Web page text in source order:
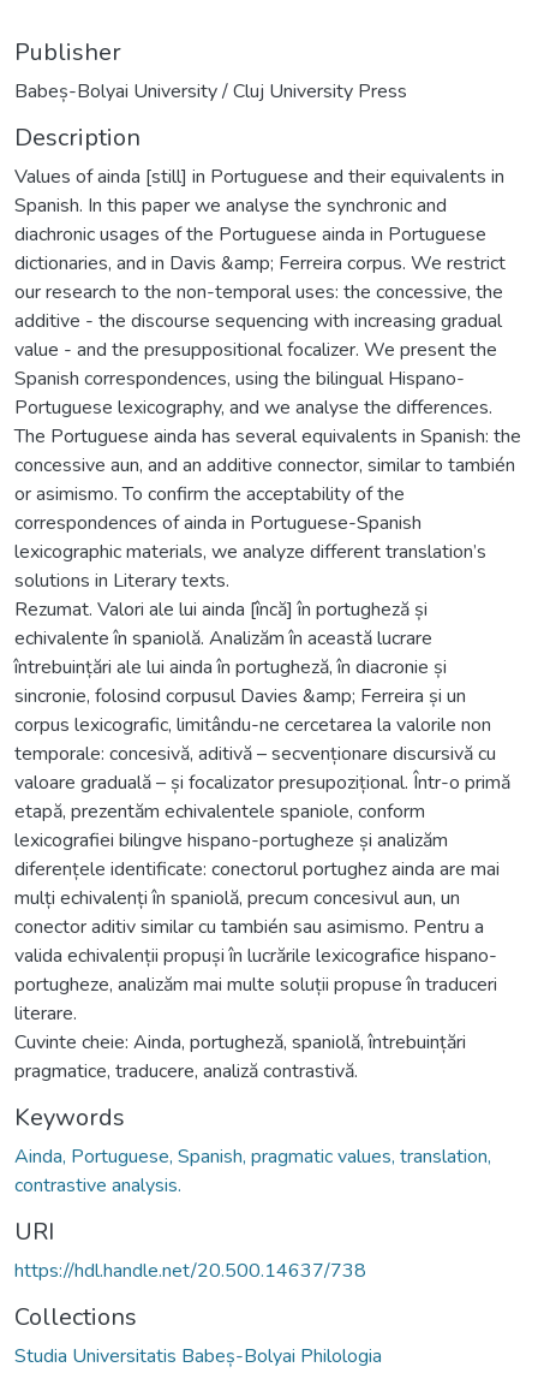
Publisher
Babeș-Bolyai University / Cluj University Press
Description
Values of ainda [still] in Portuguese and their equivalents in
Spanish. In this paper we analyse the synchronic and
diachronic usages of the Portuguese ainda in Portuguese
dictionaries, and in Davis &amp; Ferreira corpus. We restrict
our research to the non-temporal uses: the concessive, the
additive - the discourse sequencing with increasing gradual
value - and the presuppositional focalizer. We present the
Spanish correspondences, using the bilingual Hispano-
Portuguese lexicography, and we analyse the differences.
The Portuguese ainda has several equivalents in Spanish: the
concessive aun, and an additive connector, similar to también
or asimismo. To confirm the acceptability of the
correspondences of ainda in Portuguese-Spanish
lexicographic materials, we analyze different translation’s
solutions in Literary texts.
Rezumat. Valori ale lui ainda [încă] în portugheză și
echivalente în spaniolă. Analizăm în această lucrare
întrebuințări ale lui ainda în portugheză, în diacronie și
sincronie, folosind corpusul Davies &amp; Ferreira și un
corpus lexicografic, limitându-ne cercetarea la valorile non
temporale: concesivă, aditivă – secvenționare discursivă cu
valoare graduală – și focalizator presupozițional. Într-o primă
etapă, prezentăm echivalentele spaniole, conform
lexicografiei bilingve hispano-portugheze și analizăm
diferențele identificate: conectorul portughez ainda are mai
mulți echivalenți în spaniolă, precum concesivul aun, un
conector aditiv similar cu también sau asimismo. Pentru a
valida echivalenții propuși în lucrările lexicografice hispano-
portugheze, analizăm mai multe soluții propuse în traduceri
literare.
Cuvinte cheie: Ainda, portugheză, spaniolă, întrebuințări
pragmatice, traducere, analiză contrastivă.
Keywords
Ainda, Portuguese, Spanish, pragmatic values, translation,
contrastive analysis.
URI
https://hdl.handle.net/20.500.14637/738
Collections
Studia Universitatis Babeș-Bolyai Philologia